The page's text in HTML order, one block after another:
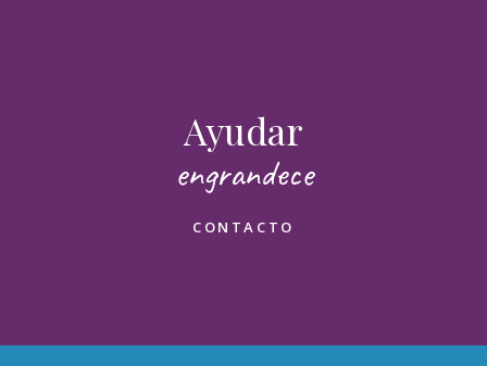
Ayudar
engrandece
CONTACTO